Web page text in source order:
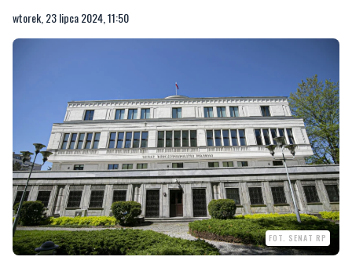
wtorek, 23 lipca 2024, 11:50
FOT. SENAT RP